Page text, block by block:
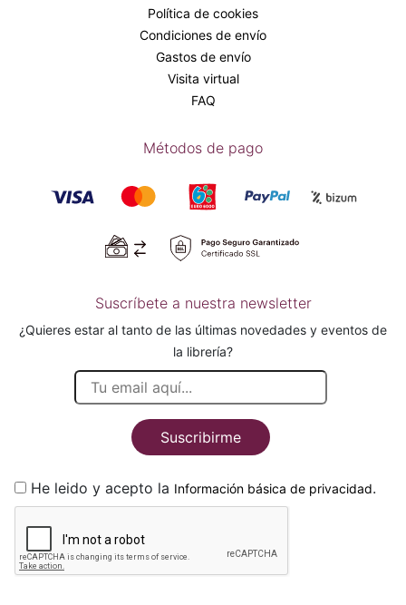
Política de cookies
Condiciones de envío
Gastos de envío
Visita virtual
FAQ
Métodos de pago
Suscríbete a nuestra newsletter
¿Quieres estar al tanto de las últimas novedades y eventos de
la librería?
Suscribirme
He leido y acepto la Información básica de privacidad.